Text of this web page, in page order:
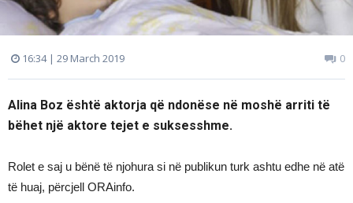
16:34 | 29 March 2019 0
Alina Boz është aktorja që ndonëse në moshë arriti të
bëhet një aktore tejet e suksesshme.
Rolet e saj u bënë të njohura si në publikun turk ashtu edhe në atë
të huaj, përcjell ORAinfo.